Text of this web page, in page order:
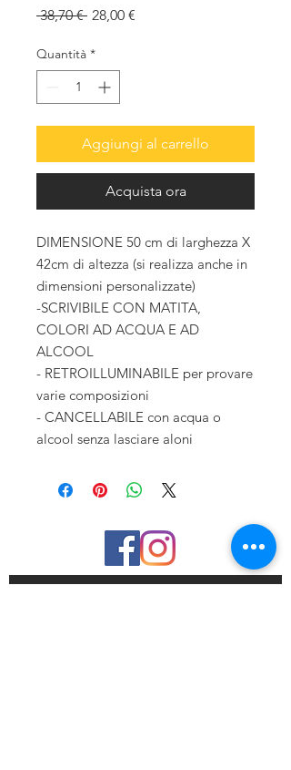
38,70 € Prezzo
28,00 €
Quantità *
Aggiungi al carrello
Acquista ora
DIMENSIONE 50 cm di larghezza X
42cm di altezza (si realizza anche in
dimensioni personalizzate)
-SCRIVIBILE CON MATITA,
COLORI AD ACQUA E AD
ALCOOL
- RETROILLUMINABILE per provare
varie composizioni
- CANCELLABILE con acqua o
alcool senza lasciare aloni